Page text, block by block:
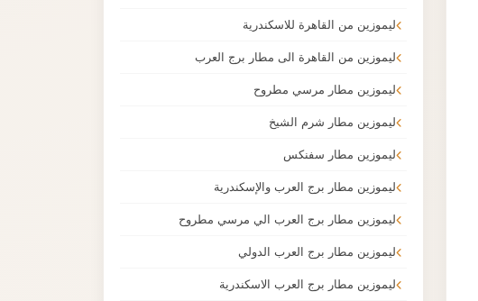
ليموزين من القاهرة للاسكندرية
ليموزين من القاهرة الى مطار برج العرب
ليموزين مطار مرسي مطروح
ليموزين مطار شرم الشيخ
ليموزين مطار سفنكس
ليموزين مطار برج العرب والإسكندرية
ليموزين مطار برج العرب الي مرسي مطروح
ليموزين مطار برج العرب الدولي
ليموزين مطار برج العرب الاسكندرية